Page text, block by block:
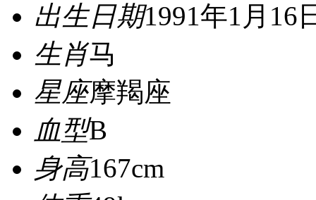
出生日期1991年1月16
生肖马
星座摩羯座
血型B
身高167cm